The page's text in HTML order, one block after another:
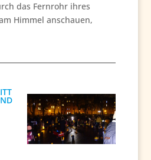
das Fernrohr ihres
Himmel anschauen,